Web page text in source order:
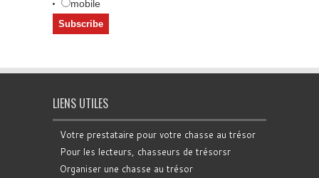
mobile
LIENS UTILES
Votre prestataire pour votre chasse au trésor
Pour les lecteurs, chasseurs de trésorsr
Organiser une chasse au trésor